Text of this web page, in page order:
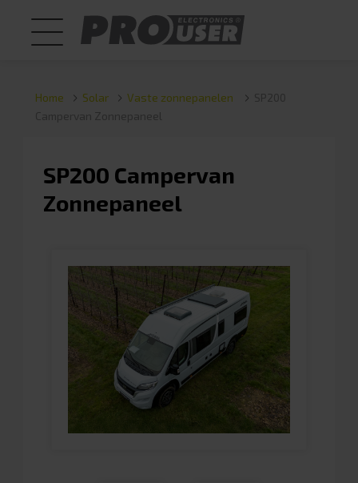
Home Solar Vaste zonnepanelen
SP200 Campervan
Zonnepaneel